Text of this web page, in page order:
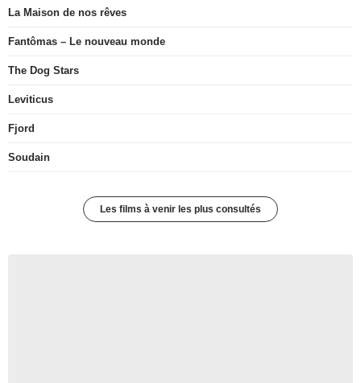
La Maison de nos rêves
Fantômas – Le nouveau monde
The Dog Stars
Leviticus
Fjord
Soudain
Les films à venir les plus consultés